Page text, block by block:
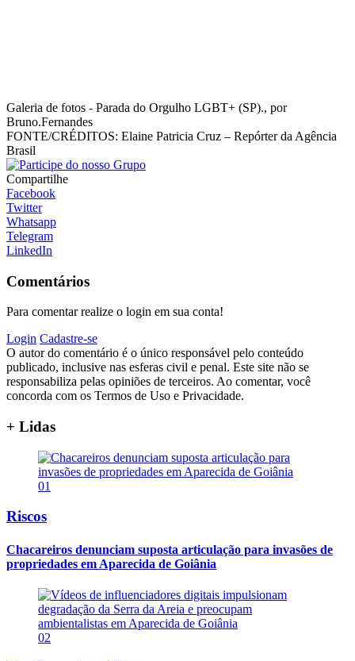
Galeria de fotos - Parada do Orgulho LGBT+ (SP)., por
Bruno.Fernandes
FONTE/CRÉDITOS: Elaine Patricia Cruz – Repórter da Agência
Brasil
Compartilhe
Facebook
Twitter
Whatsapp
Telegram
LinkedIn
Comentários
Para comentar realize o login em sua conta!
Login Cadastre-se
O autor do comentário é o único responsável pelo conteúdo
publicado, inclusive nas esferas civil e penal. Este site não se
responsabiliza pelas opiniões de terceiros. Ao comentar, você
concorda com os Termos de Uso e Privacidade.
+ Lidas
01
Riscos
Chacareiros denunciam suposta articulação para invasões de
propriedades em Aparecida de Goiânia
02